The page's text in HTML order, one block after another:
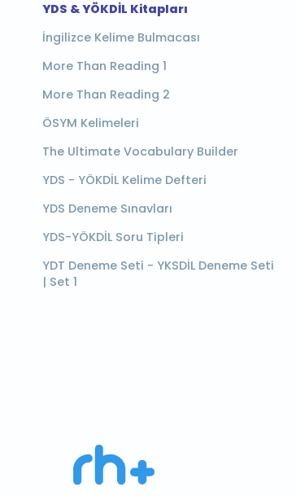
YDS & YÖKDİL Kitapları
İngilizce Kelime Bulmacası
More Than Reading 1
More Than Reading 2
ÖSYM Kelimeleri
The Ultimate Vocabulary Builder
YDS - YÖKDİL Kelime Defteri
YDS Deneme Sınavları
YDS-YÖKDİL Soru Tipleri
YDT Deneme Seti - YKSDİL Deneme Seti
| Set 1